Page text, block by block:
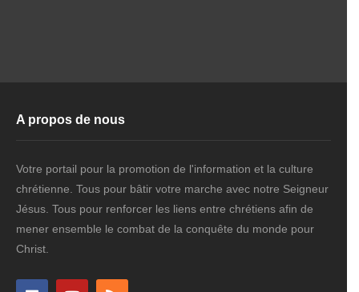
A propos de nous
Votre portail pour la promotion de l'information et la culture
chrétienne. Tous pour bâtir votre marche avec notre Seigneur
Jésus. Tous pour renforcer les liens entre chrétiens afin de
mener ensemble le combat de la conquête du monde pour
Christ.